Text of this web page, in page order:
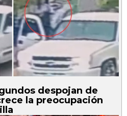
despojan de
la preocupación